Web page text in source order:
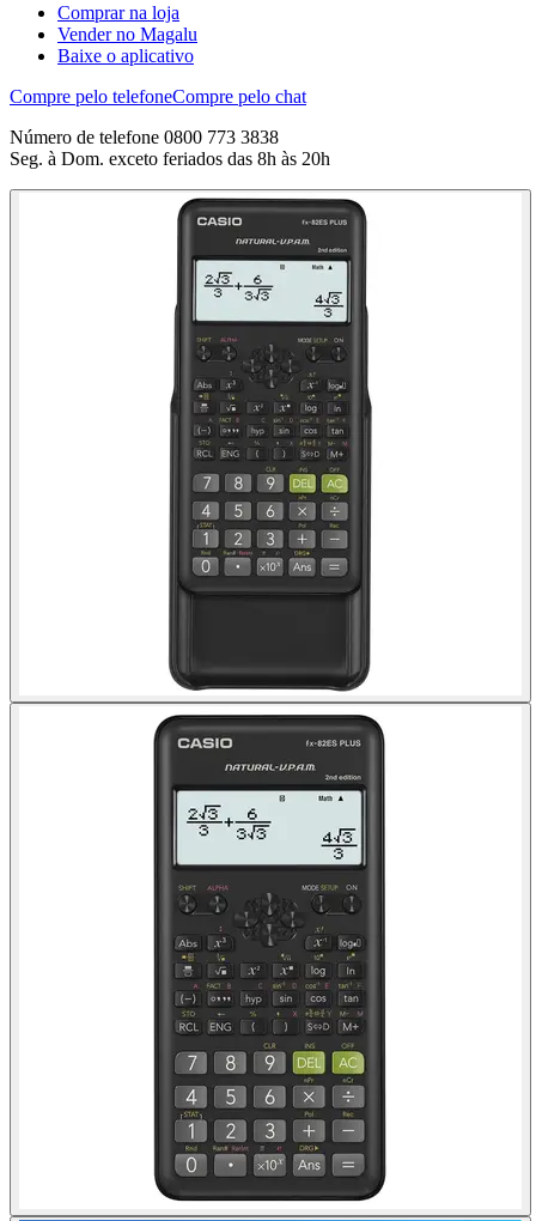
Comprar na loja
Vender no Magalu
Baixe o aplicativo
Compre pelo telefoneCompre pelo chat
Número de telefone 0800 773 3838
Seg. à Dom. exceto feriados das 8h às 20h